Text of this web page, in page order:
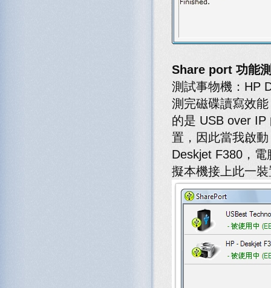
Share port 功能
測試事物機：HP
測完磁碟讀寫效
的是 USB over IP
置，因此當我啟
Deskjet F380，
擬本機接上此一